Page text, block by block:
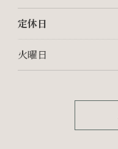
定休日
火曜日